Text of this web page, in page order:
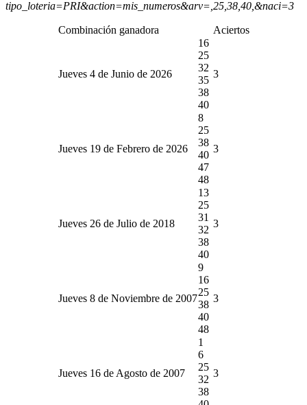
tipo_loteria=PRI&action=mis_numeros&arv=,25,38,40,&naci=3
Combinación ganadora Aciertos
Jueves 4 de Junio de 2026
16
25
32
35
38
40
3
Jueves 19 de Febrero de 2026
8
25
38
40
47
48
3
Jueves 26 de Julio de 2018
13
25
31
32
38
40
3
Jueves 8 de Noviembre de 2007
9
16
25
38
40
48
3
Jueves 16 de Agosto de 2007
1
6
25
32
38
3